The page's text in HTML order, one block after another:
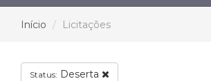
Início Licitações
Status: Deserta